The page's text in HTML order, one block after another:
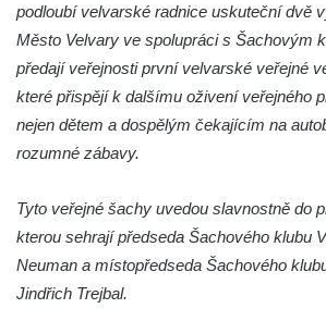
Pomník obětem 1. a 2. světové války v
Římově
Pomník obětem 1. světové války v Dolním
Pomník obětem 2. světové války v Plavu
Pamětní deska obětem 1. světové války v
Plavu
Kenotaf Pepiho Meisela na hřbitově v
podloubí velvarské radnice uskuteční dvě
Město Velvary ve spolupráci s Šachovým
předají veřejnosti první velvarské veřejné
které přispějí k dalšímu oživení veřejného
nejen dětem a dospělým čekajícím na
rozumné zábavy.
Tyto veřejné šachy uvedou slavnostně do
kterou sehrají předseda Šachového klubu
Neuman a místopředseda Šachového
Jindřich Trejbal.